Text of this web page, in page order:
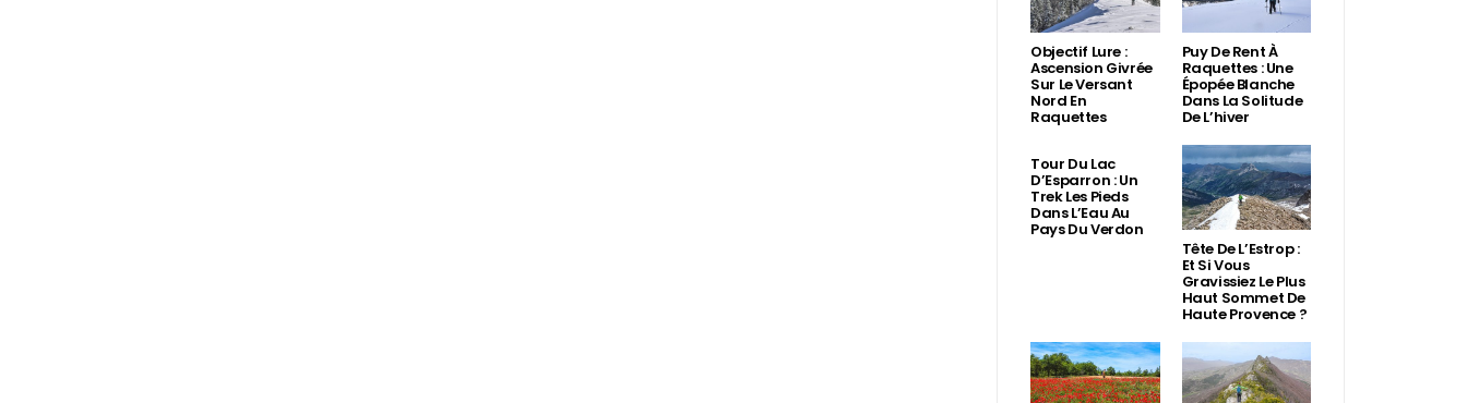
Objectif Lure :
Ascension Givrée
Sur Le Versant
Nord En
Raquettes
Puy De Rent À
Raquettes : Une
Épopée Blanche
Dans La Solitude
De L’hiver
Tour Du Lac
D’Esparron : Un
Trek Les Pieds
Dans L’Eau Au
Pays Du Verdon
Tête De L’Estrop :
Et Si Vous
Gravissiez Le Plus
Haut Sommet De
Haute Provence ?